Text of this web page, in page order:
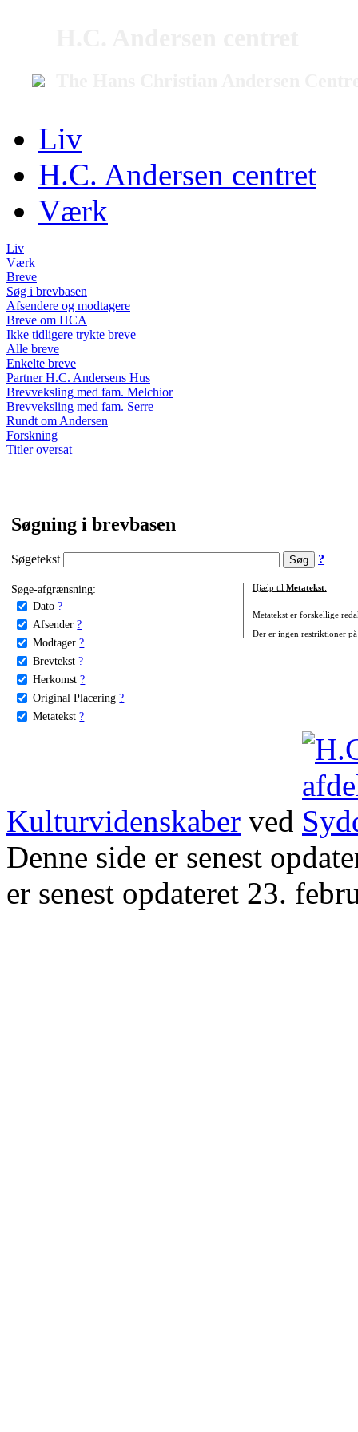
Liv
H.C. Andersen centret
Værk
Liv
Værk
Breve
Søg i brevbasen
Afsendere og modtagere
Breve om HCA
Ikke tidligere trykte breve
Alle breve
Enkelte breve
Partner H.C. Andersens Hus
Brevveksling med fam. Melchior
Brevveksling med fam. Serre
Rundt om Andersen
Forskning
Titler oversat
Søgning i brevbasen
Søgetekst ?
Søge-afgrænsning:
Dato ?
Afsender ?
Modtager ?
Brevtekst ?
Herkomst ?
Original Placering ?
Metatekst ?
Hjælp til Metatekst:
Metatekst er forskellige
Der er ingen restriktioner
Kulturvidenskaber ved
Denne side er senest
er senest opdateret 23.